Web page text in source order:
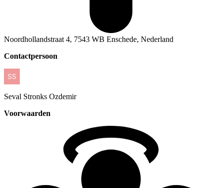
Noordhollandstraat 4, 7543 WB Enschede, Nederland
Contactpersoon
Seval Stronks Ozdemir
Voorwaarden